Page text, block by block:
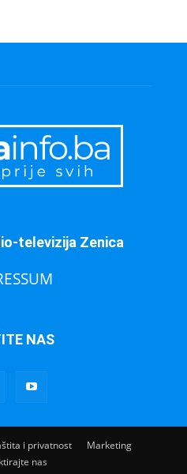
televizija Zenica
NAS
i privatnost
Marketing
nas